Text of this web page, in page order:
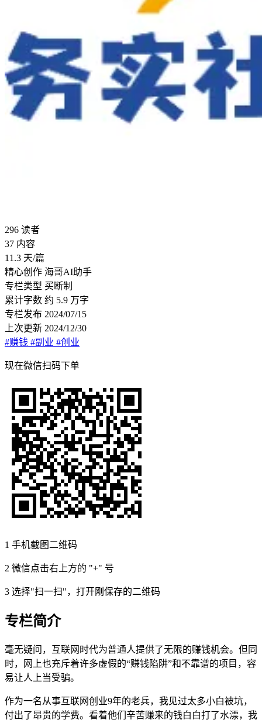
296 读者
37 内容
11.3 天/篇
精心创作 海哥AI助手
专栏类型 买断制
累计字数 约 5.9 万字
专栏发布 2024/07/15
上次更新 2024/12/30
#赚钱 #副业 #创业
现在微信扫码下单
1 手机截图二维码
2 微信点击右上方的 "+" 号
3 选择"扫一扫"，打开刚保存的二维码
专栏简介
毫无疑问，互联网时代为普通人提供了无限的赚钱机会。但同
时，网上也充斥着许多虚假的“赚钱陷阱”和不靠谱的项目，容
易让人上当受骗。
作为一名从事互联网创业9年的老兵，我见过太多小白被坑，
付出了昂贵的学费。看着他们辛苦赚来的钱白白打了水漂，我